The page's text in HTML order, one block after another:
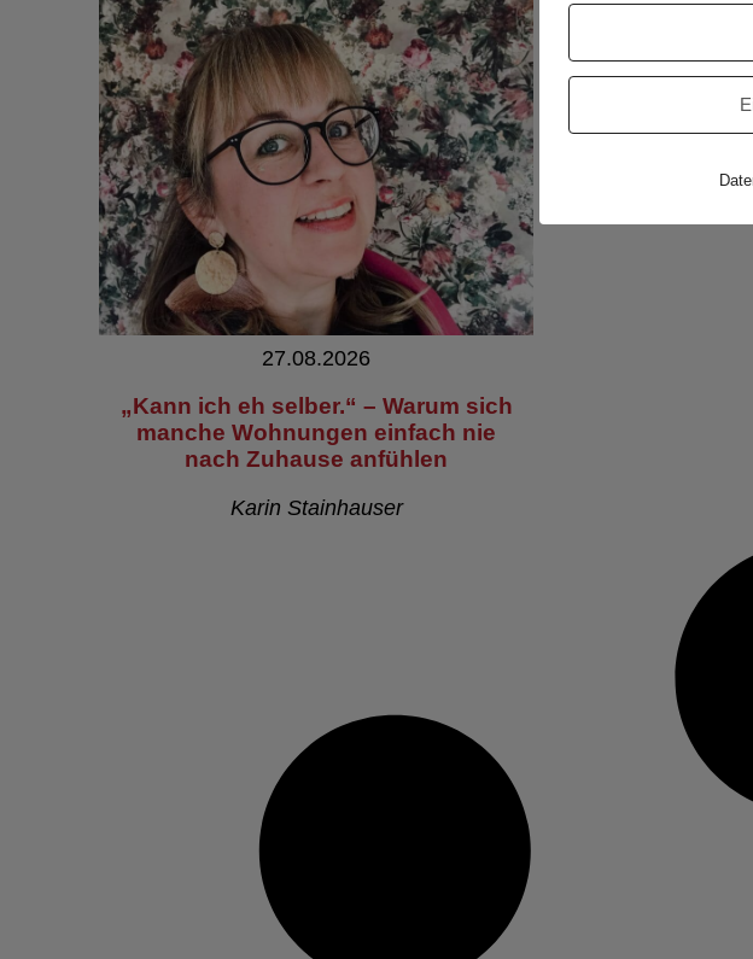
27.08.2026
„Kann ich eh selber.“ – Warum sich
manche Wohnungen einfach nie
nach Zuhause anfühlen
Karin Stainhauser